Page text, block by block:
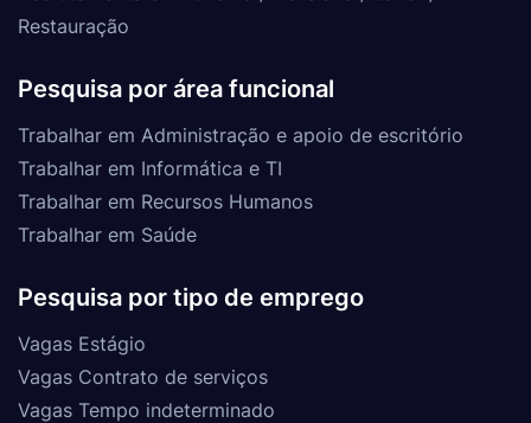
Restauração
Pesquisa por área funcional
Trabalhar em Administração e apoio de escritório
Trabalhar em Informática e TI
Trabalhar em Recursos Humanos
Trabalhar em Saúde
Pesquisa por tipo de emprego
Vagas Estágio
Vagas Contrato de serviços
Vagas Tempo indeterminado